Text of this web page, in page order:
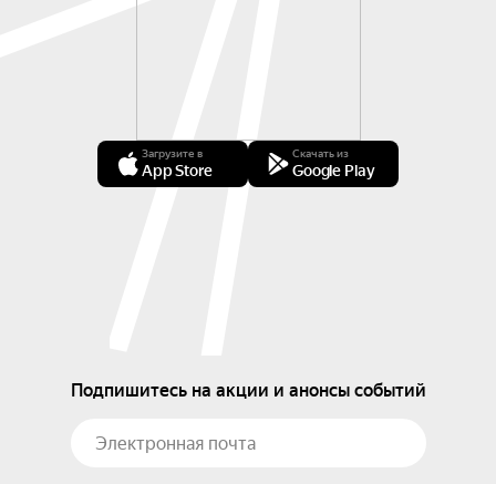
Загрузите в
App Store
Скачать из
Google Play
Подпишитесь на акции и анонсы событий